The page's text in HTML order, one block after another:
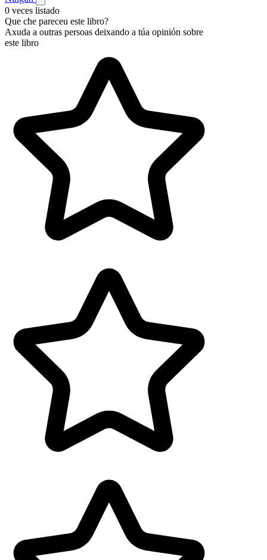
0 veces listado
Que che pareceu este libro?
Axuda a outras persoas deixando a túa opinión sobre
este libro